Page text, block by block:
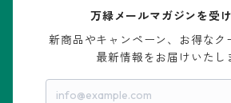
エキノケレウス属
エキノプシス属
コノフィツム属
センナ属
水石・景石
万緑メールマガジンを受け
新商品やキャンペーン、お得なク
最新情報をお届けいたし